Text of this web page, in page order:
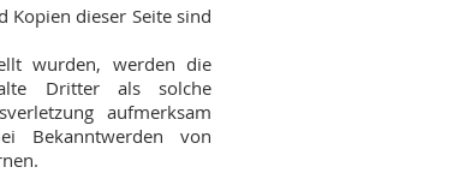
Kopien dieser Seite sind
wurden, werden die
Dritter als solche
aufmerksam
Bekanntwerden von